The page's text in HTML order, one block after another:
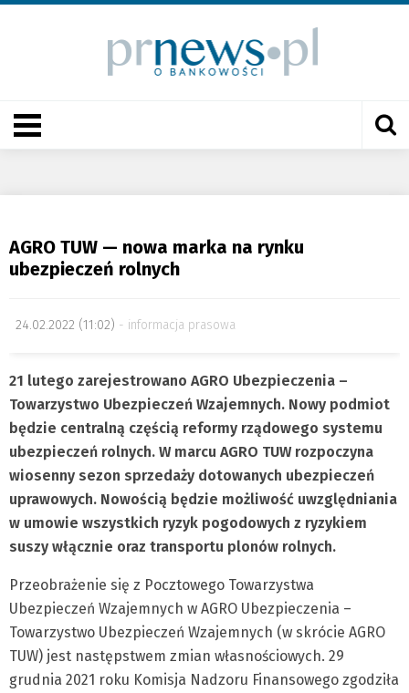
AGRO TUW — nowa marka na rynku
ubezpieczeń rolnych
24.02.2022 (11:02) informacja prasowa
21 lutego zarejestrowano AGRO Ubezpieczenia –
Towarzystwo Ubezpieczeń Wzajemnych. Nowy podmiot
będzie centralną częścią reformy rządowego systemu
ubezpieczeń rolnych. W marcu AGRO TUW rozpoczyna
wiosenny sezon sprzedaży dotowanych ubezpieczeń
uprawowych. Nowością będzie możliwość uwzględniania
w umowie wszystkich ryzyk pogodowych z ryzykiem
suszy włącznie oraz transportu plonów rolnych.
Przeobrażenie się z Pocztowego Towarzystwa
Ubezpieczeń Wzajemnych w AGRO Ubezpieczenia –
Towarzystwo Ubezpieczeń Wzajemnych (w skrócie AGRO
TUW) jest następstwem zmian własnościowych. 29
grudnia 2021 roku Komisja Nadzoru Finansowego zgodziła